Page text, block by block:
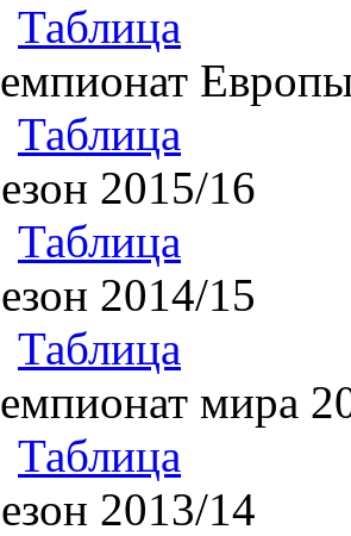
Таблица
Таблица
2015/16
Таблица
2014/15
Таблица
мира
Таблица
2013/14